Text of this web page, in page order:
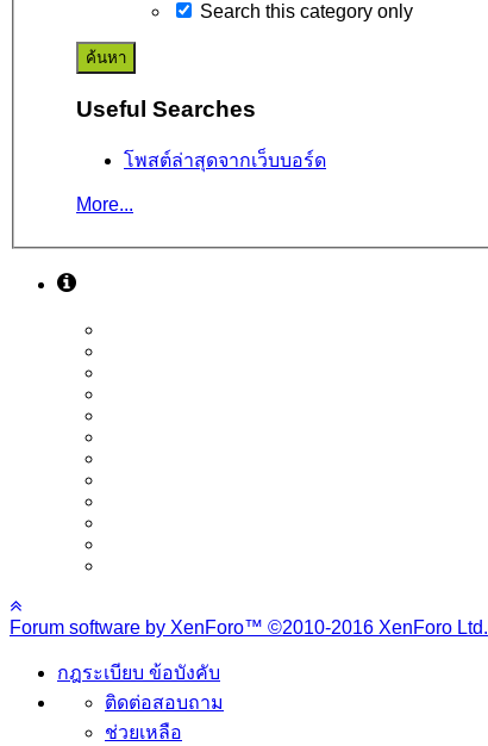
Search this category only
Useful Searches
โพสต์ล่าสุดจากเว็บบอร์ด
More...
Forum software by XenForo™ ©2010-2016 XenForo Ltd.
กฎระเบียบ ข้อบังคับ
ติดต่อสอบถาม
ช่วยเหลือ